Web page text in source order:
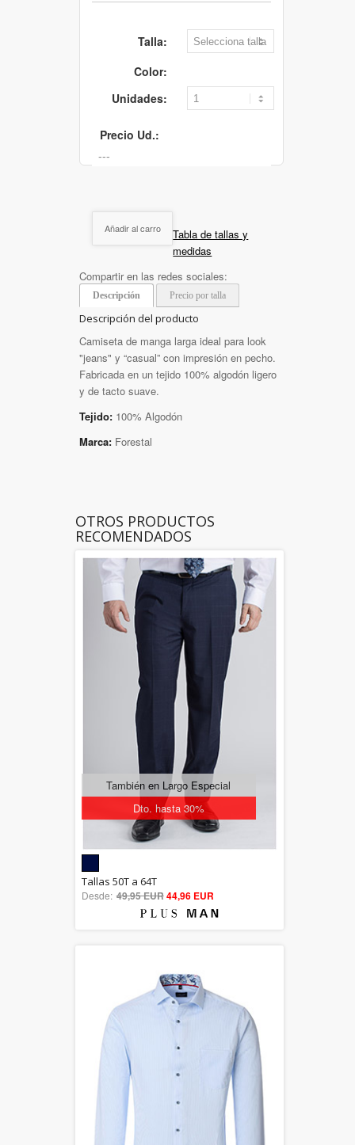
Talla:
Color:
Unidades:
Precio Ud.:
Añadir al carro
Tabla de tallas y
medidas
Compartir en las redes sociales:
Descripción Precio por talla
Descripción del producto
Camiseta de manga larga ideal para look
"jeans" y “casual” con impresión en pecho.
Fabricada en un tejido 100% algodón ligero
y de tacto suave.
Tejido: 100% Algodón
Marca: Forestal
OTROS PRODUCTOS
RECOMENDADOS
Dto. hasta 30%
También en Largo Especial
5.00
out of 5
Tallas 50T a 64T
Desde: 49,95 EUR44,96 EUR